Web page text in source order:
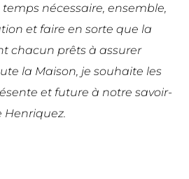
nécessaire, ensemble,
et faire en sorte que la
chacun prêts à assurer
la Maison, je souhaite les
et future à notre savoir-
Henriquez.